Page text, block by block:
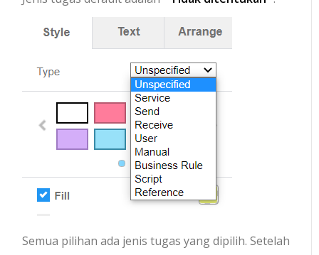
Semua pilihan ada jenis tugas yang dipilih. Setelah